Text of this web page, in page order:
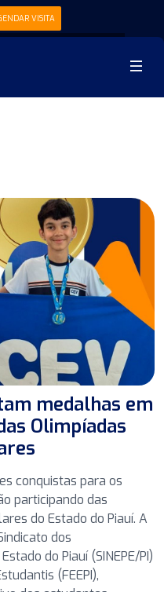
VISITA
medalhas em
Olimpíadas
conquistas para os
participando das
do Estado do Piauí. A
dos
do Piauí (SINEPE/PI)
(FEEPI),